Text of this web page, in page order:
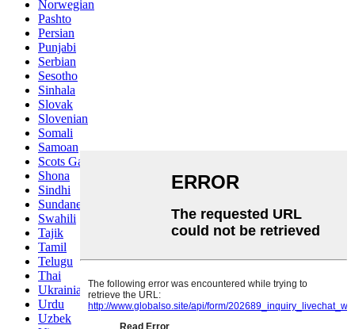
Norwegian
Pashto
Persian
Punjabi
Serbian
Sesotho
Sinhala
Slovak
Slovenian
Somali
Samoan
Scots Gaelic
Shona
Sindhi
Sundanese
Swahili
Tajik
Tamil
Telugu
Thai
Ukrainian
Urdu
Uzbek